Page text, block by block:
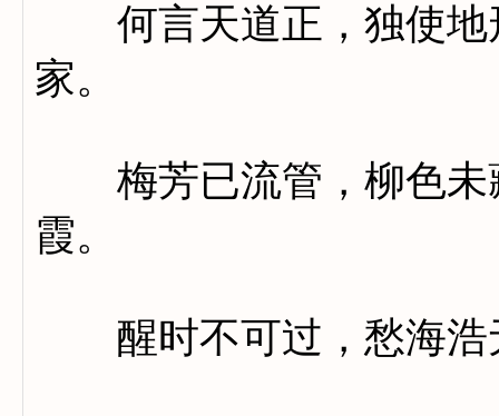
何言天道正，独使地
家。
梅芳已流管，柳色未
霞。
醒时不可过，愁海浩